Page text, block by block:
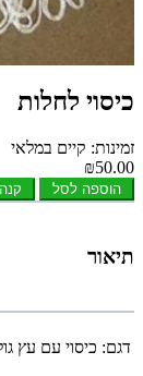
כיסוי לחלות
זמינות: קיים במלאי
₪50.00
הוספה לסל
תיאור
דגם: כיסוי עם עץ